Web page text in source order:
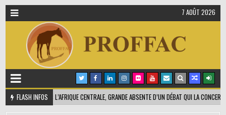
7 AOÛT 2026
FLASH INFOS
: L’AFRIQUE CENTRALE, GRANDE ABSENTE D’UN DÉBAT QUI LA CONCERNE POURTANT